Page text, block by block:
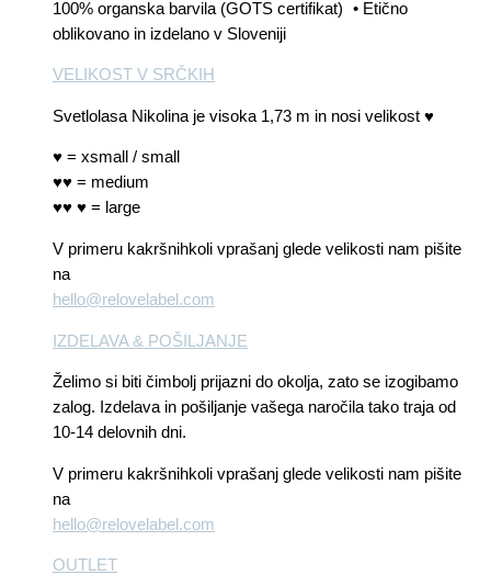
100% organska barvila (GOTS certifikat) • Etično
oblikovano in izdelano v Sloveniji
VELIKOST V SRČKIH
Svetlolasa Nikolina je visoka 1,73 m in nosi velikost ♥
♥ = xsmall / small
♥♥ = medium
♥♥ ♥ = large
V primeru kakršnihkoli vprašanj glede velikosti nam pišite
na
hello@relovelabel.com
IZDELAVA & POŠILJANJE
Želimo si biti čimbolj prijazni do okolja, zato se izogibamo
zalog. Izdelava in pošiljanje vašega naročila tako traja od
10-14 delovnih dni.
V primeru kakršnihkoli vprašanj glede velikosti nam pišite
na
hello@relovelabel.com
OUTLET